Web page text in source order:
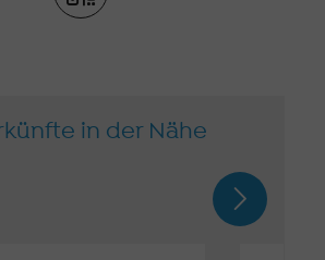
in der Nähe